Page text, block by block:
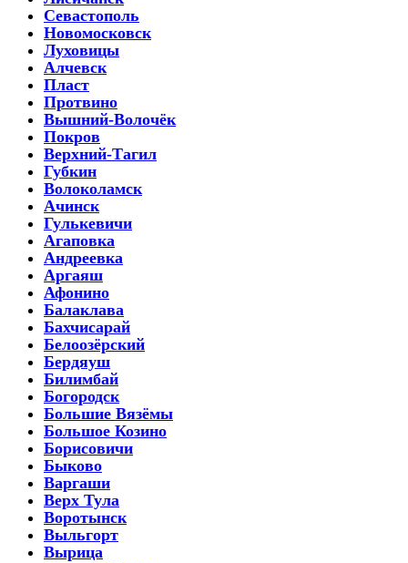
Севастополь
Новомосковск
Луховицы
Алчевск
Пласт
Протвино
Вышний-Волочёк
Покров
Верхний-Тагил
Губкин
Волоколамск
Ачинск
Гулькевичи
Агаповка
Андреевка
Аргаяш
Афонино
Балаклава
Бахчисарай
Белоозёрский
Бердяуш
Билимбай
Богородск
Большие Вязёмы
Большое Козино
Борисовичи
Быково
Варгаши
Верх Тула
Воротынск
Выльгорт
Вырица